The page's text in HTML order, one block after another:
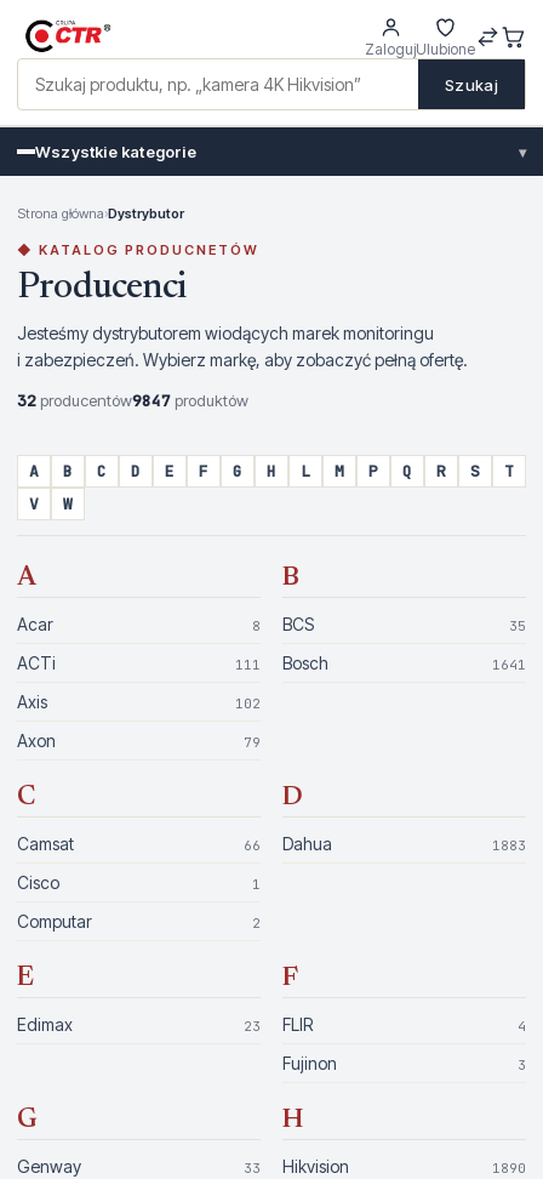
Szukaj
ZalogujUlubione
Wszystkie kategorie ▾
Strona główna›Dystrybutor
◆ KATALOG PRODUCNETÓW
Producenci
Jesteśmy dystrybutorem wiodących marek monitoringu
i zabezpieczeń. Wybierz markę, aby zobaczyć pełną ofertę.
32 producentów9847 produktów
A B C D E F G H L M P Q R S
T
V
W
A
Acar 8
ACTi 111
Axis 102
Axon 79
B
BCS 35
Bosch 1641
C
Camsat 66
Cisco 1
Computar 2
D
Dahua 1883
E
Edimax 23
F
FLIR 4
Fujinon 3
G
Genway 33
H
Hikvision 1890